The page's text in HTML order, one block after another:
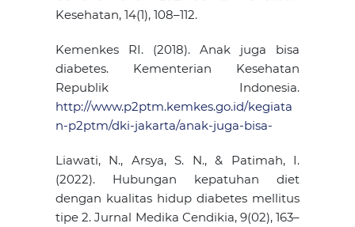
Kesehatan, 14(1), 108–112.
Kemenkes RI. (2018). Anak juga bisa
diabetes. Kementerian Kesehatan
Republik Indonesia.
http://www.p2ptm.kemkes.go.id/kegiata
n-p2ptm/dki-jakarta/anak-juga-bisa-
Liawati, N., Arsya, S. N., & Patimah, I.
(2022). Hubungan kepatuhan diet
dengan kualitas hidup diabetes mellitus
tipe 2. Jurnal Medika Cendikia, 9(02), 163–